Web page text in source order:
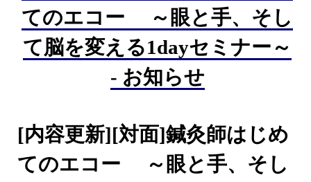
てのエコー ～眼と手、そし
て脳を変える1dayセミナー～
- お知らせ
[内容更新][対面]鍼灸師はじめ
てのエコー ～眼と手、そし